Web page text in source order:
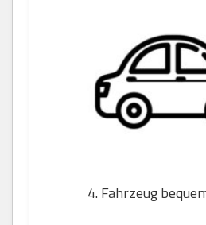
4. Fahrzeug